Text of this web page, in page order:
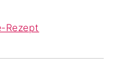
Rezept